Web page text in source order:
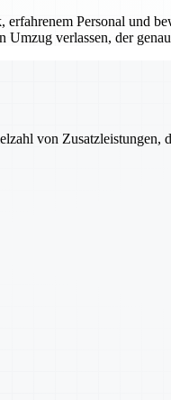
Personal und
verlassen, der
von Zusatzleistungen,